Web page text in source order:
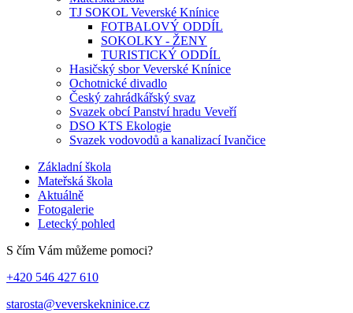
TJ SOKOL Veverské Knínice
FOTBALOVÝ ODDÍL
SOKOLKY - ŽENY
TURISTICKÝ ODDÍL
Hasičský sbor Veverské Knínice
Ochotnické divadlo
Český zahrádkářský svaz
Svazek obcí Panství hradu Veveří
DSO KTS Ekologie
Svazek vodovodů a kanalizací Ivančice
Základní škola
Mateřská škola
Aktuálně
Fotogalerie
Letecký pohled
S čím Vám můžeme pomoci?
+420 546 427 610
starosta@veverskekninice.cz